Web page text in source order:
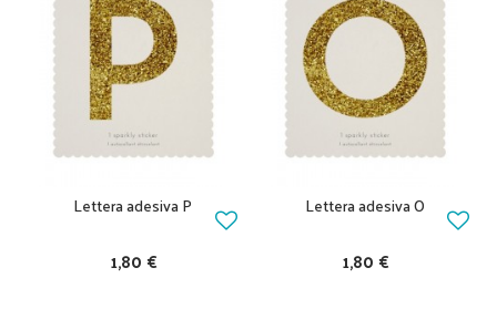
Lettera adesiva P
1,80 €
Lettera adesiva O
1,80 €